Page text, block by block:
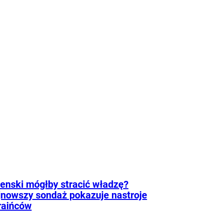
mógłby stracić władzę?
sondaż pokazuje nastroje